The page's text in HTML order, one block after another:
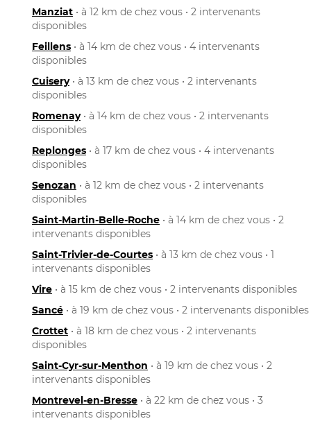
Manziat • à 12 km de chez vous • 2 intervenants
disponibles
Feillens • à 14 km de chez vous • 4 intervenants
disponibles
Cuisery• à 13 km de chez vous • 2 intervenants
disponibles
Romenay• à 14 km de chez vous • 2 intervenants
disponibles
Replonges • à 17 km de chez vous • 4 intervenants
disponibles
Senozan • à 12 km de chez vous • 2 intervenants
disponibles
Saint-Martin-Belle-Roche • à 14 km de chez vous • 2
intervenants disponibles
Saint-Trivier-de-Courtes • à 13 km de chez vous • 1
intervenants disponibles
Vire • à 15 km de chez vous • 2 intervenants disponibles
Sancé • à 19 km de chez vous • 2 intervenants disponibles
Crottet • à 18 km de chez vous • 2 intervenants
disponibles
Saint-Cyr-sur-Menthon • à 19 km de chez vous • 2
intervenants disponibles
Montrevel-en-Bresse • à 22 km de chez vous • 3
intervenants disponibles